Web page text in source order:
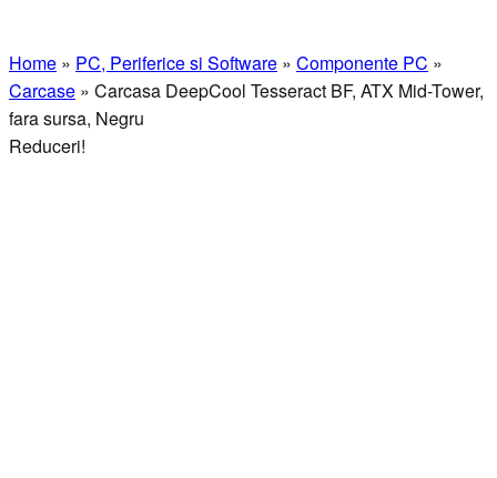
Home » PC, Periferice si Software » Componente PC »
Carcase » Carcasa DeepCool Tesseract BF, ATX Mid-Tower,
fara sursa, Negru
Reduceri!